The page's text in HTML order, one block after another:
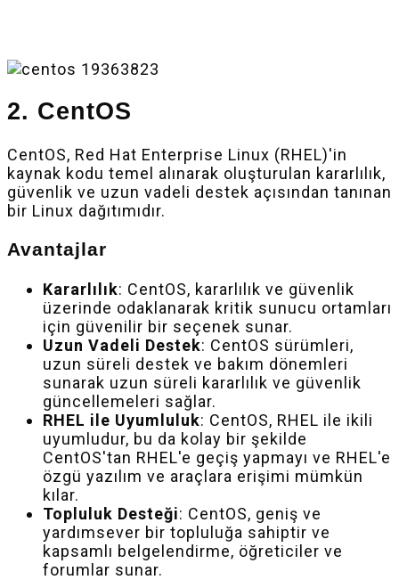
2. CentOS
CentOS, Red Hat Enterprise Linux (RHEL)'in
kaynak kodu temel alınarak oluşturulan kararlılık,
güvenlik ve uzun vadeli destek açısından tanınan
bir Linux dağıtımıdır.
Avantajlar
Kararlılık: CentOS, kararlılık ve güvenlik
üzerinde odaklanarak kritik sunucu ortamları
için güvenilir bir seçenek sunar.
Uzun Vadeli Destek: CentOS sürümleri,
uzun süreli destek ve bakım dönemleri
sunarak uzun süreli kararlılık ve güvenlik
güncellemeleri sağlar.
RHEL ile Uyumluluk: CentOS, RHEL ile ikili
uyumludur, bu da kolay bir şekilde
CentOS'tan RHEL'e geçiş yapmayı ve RHEL'e
özgü yazılım ve araçlara erişimi mümkün
kılar.
Topluluk Desteği: CentOS, geniş ve
yardımsever bir topluluğa sahiptir ve
kapsamlı belgelendirme, öğreticiler ve
forumlar sunar.